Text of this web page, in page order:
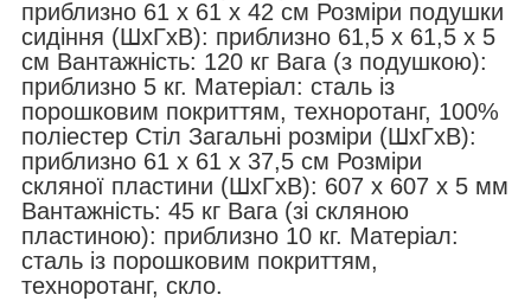
приблизно 61 x 61 x 42 см Розміри подушки
сидіння (ШxГxВ): приблизно 61,5 x 61,5 x 5
см Вантажність: 120 кг Вага (з подушкою):
приблизно 5 кг. Матеріал: сталь із
порошковим покриттям, техноротанг, 100%
поліестер Стіл Загальні розміри (ШxГxВ):
приблизно 61 x 61 x 37,5 см Розміри
скляної пластини (ШxГxВ): 607 x 607 x 5 мм
Вантажність: 45 кг Вага (зі скляною
пластиною): приблизно 10 кг. Матеріал:
сталь із порошковим покриттям,
техноротанг, скло.